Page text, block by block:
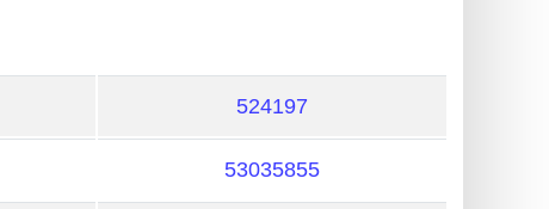
524197
53035855